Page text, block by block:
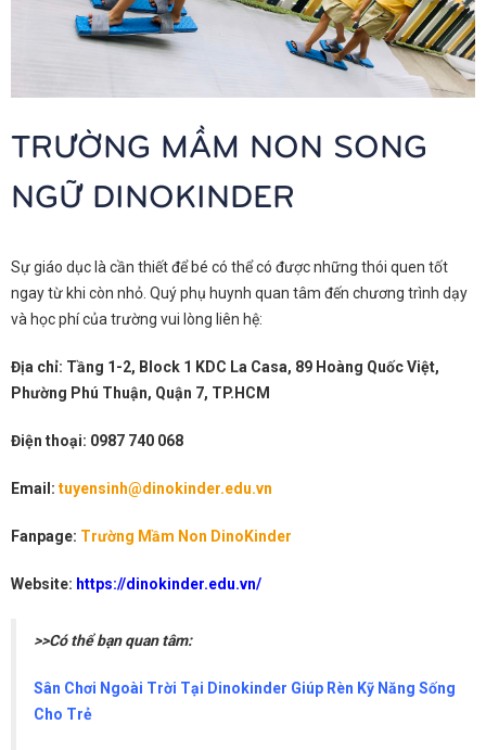
TRƯỜNG MẦM NON SONG
NGỮ DINOKINDER
Sự giáo dục là cần thiết để bé có thể có được những thói quen tốt
ngay từ khi còn nhỏ. Quý phụ huynh quan tâm đến chương trình dạy
và học phí của trường vui lòng liên hệ:
Địa chỉ: Tầng 1-2, Block 1 KDC La Casa, 89 Hoàng Quốc Việt,
Phường Phú Thuận, Quận 7, TP.HCM
Điện thoại: 0987 740 068
Email: tuyensinh@dinokinder.edu.vn
Fanpage: Trường Mầm Non DinoKinder
Website: https://dinokinder.edu.vn/
>>Có thể bạn quan tâm:
Sân Chơi Ngoài Trời Tại Dinokinder Giúp Rèn Kỹ Năng Sống
Cho Trẻ